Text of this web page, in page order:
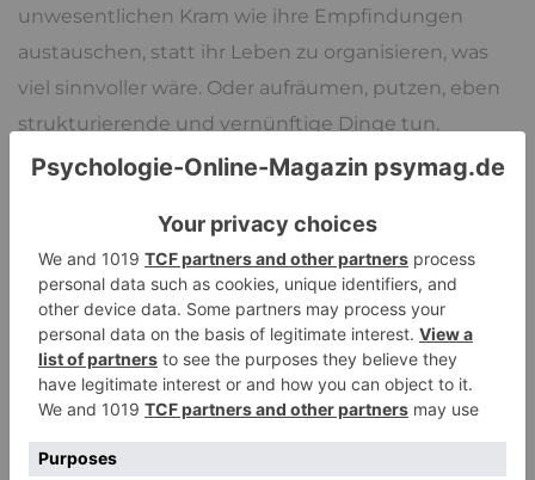
unwesentlichen Kram wie ihre Empfindungen
austauschen, statt ihr Leben zu organisieren, was
viel sinnvoller wäre. Oder aufräumen, putzen, eben
strukturierende und vernünftige Dinge tun.
tun, um sich abzureagieren. Sicher, man kann
Druck aus dem Kessel lassen, aber man will ja was
und das wurmt und auch wenn man selbst nicht
mehr weiß, dass man es will, dass mandaswill, man
bekommt es immer wieder präsentiert oder tut es
selbst, durch seine Gereiztheit bei diesem Thema,
aber auch bei Versprechern, Fehlleistungen,